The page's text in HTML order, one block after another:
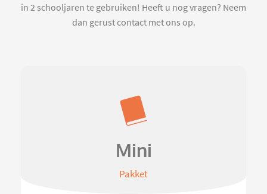
in 2 schooljaren te gebruiken! Heeft u nog vragen? Neem
dan gerust contact met ons op.
Mini
Pakket